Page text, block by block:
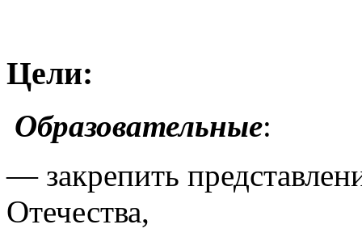
Цели:
Образовательные:
— закрепить
Отечества,